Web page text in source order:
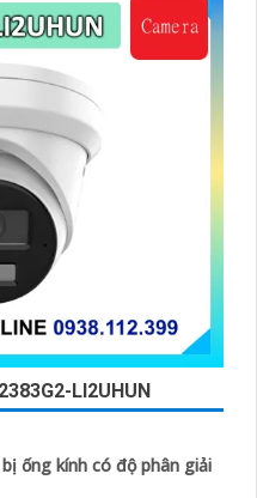
LI2UHUN
ống kính có độ phân giải